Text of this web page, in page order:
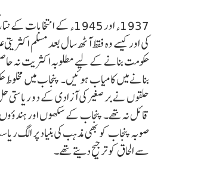
1937ء اور 1945ء کے
کی اور کیسے وہ فقط آٹھ سال بعد مسلم
حکومت بنانے کے لیے مطلوبہ اکثریت نہ
بنانے میں کامیاب ہوئیں۔ پنجاب میں
حلقوں نے برصغیر کی آزادی کے دو ریاستی
قائل نہ تھے۔ پنجاب کے سکھوں اور ہندؤوں
صوبہ پنجاب کو بھی مذہب کی بنیاد پر الگ
سے الحاق کو ترجیح دیتے تھے۔